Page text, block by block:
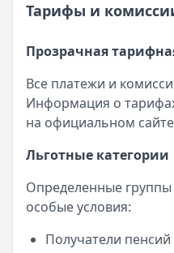
Тарифы и
Прозрачная
Все платежи и
Информация о
на официальном
Льготные категории
Определенные
особые условия:
Получатели пенсий